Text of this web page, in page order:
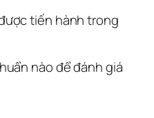
tiến hành trong
nào để đánh giá